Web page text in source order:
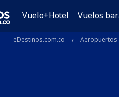
Vuelo+Hotel Vuelos
eDestinos.com.co Aeropuertos